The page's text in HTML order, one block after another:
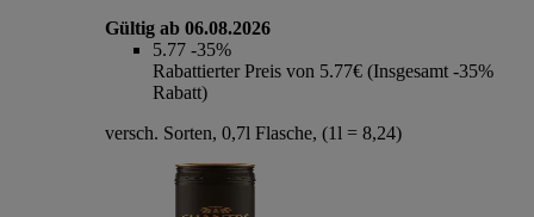
Gültig ab 06.08.2026
5.77 -35%
Rabattierter Preis von 5.77€ (Insgesamt -35%
Rabatt)
versch. Sorten, 0,7l Flasche, (1l = 8,24)